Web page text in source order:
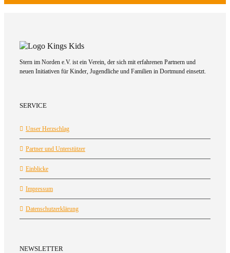
Stern im Norden e.V. ist ein Verein, der sich mit erfahrenen Partnern und
neuen Initiativen für Kinder, Jugendliche und Familien in Dortmund einsetzt.
SERVICE
Unser Herzschlag
Partner und Unterstützer
Einblicke
Impressum
Datenschutzerklärung
NEWSLETTER